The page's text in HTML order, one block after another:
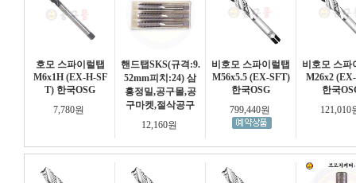
호모 스파이럴탭
M6x1H (EX-H-SF
T) 한국OSG
7,780원
핸드탭SKS(규격:9.
52mm피치:24) 삼
흥정밀,공구몰,공
구마켓,절삭공구
12,160원
비호모 스파이럴탭
M56x5.5 (EX-SFT)
한국OSG
799,440원
비호모 스파
M26x2
한국
121,010